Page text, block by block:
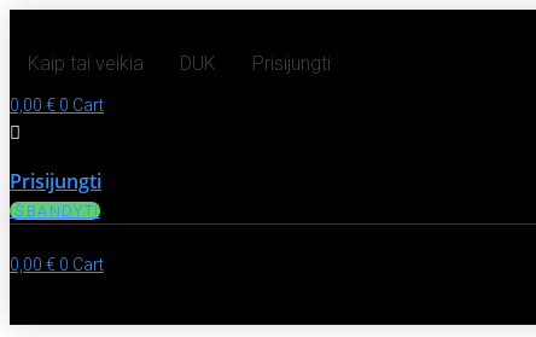
Kaip tai veikia DUK Prisijungti
0,00 € 0 Cart
Prisijungti
IŠBANDYTI
0,00 € 0 Cart